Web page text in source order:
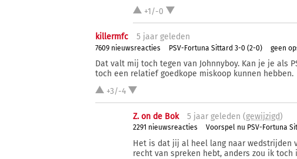
+1/-0
killermfc 5 jaar geleden
7609 nieuwsreacties PSV-Fortuna Sittard 3-0 (2-0) geen
Dat valt mij toch tegen van Johnnyboy. Kan je je als
toch een relatief goedkope miskoop kunnen hebben.
+3/-4
Z. on de Bok 5 jaar geleden (gewijzigd)
2291 nieuwsreacties Voorspel nu PSV-Fortuna
Het is dat jij al heel lang naar wedstrijden
recht van spreken hebt, anders zou ik